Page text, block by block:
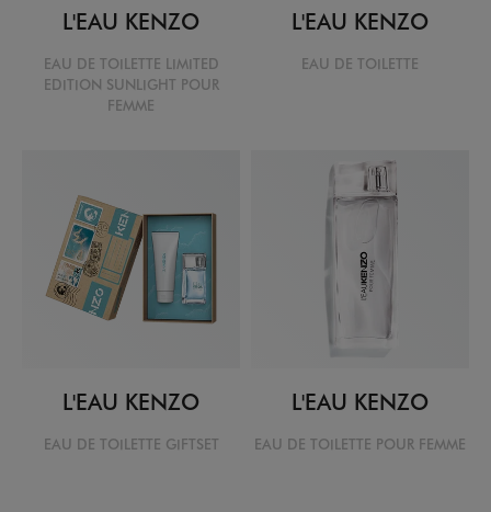
L'EAU KENZO
EAU DE TOILETTE LIMITED
EDITION SUNLIGHT POUR
FEMME
L'EAU KENZO
EAU DE TOILETTE
L'EAU KENZO
EAU DE TOILETTE GIFTSET
L'EAU KENZO
EAU DE TOILETTE POUR FEMME